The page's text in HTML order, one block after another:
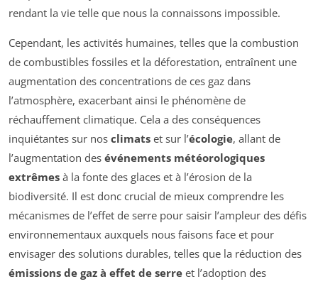
rendant la vie telle que nous la connaissons impossible.
Cependant, les activités humaines, telles que la combustion
de combustibles fossiles et la déforestation, entraînent une
augmentation des concentrations de ces gaz dans
l’atmosphère, exacerbant ainsi le phénomène de
réchauffement climatique. Cela a des conséquences
inquiétantes sur nos climats et sur l’écologie, allant de
l’augmentation des événements météorologiques
extrêmes à la fonte des glaces et à l’érosion de la
biodiversité. Il est donc crucial de mieux comprendre les
mécanismes de l’effet de serre pour saisir l’ampleur des défis
environnementaux auxquels nous faisons face et pour
envisager des solutions durables, telles que la réduction des
émissions de gaz à effet de serre et l’adoption des